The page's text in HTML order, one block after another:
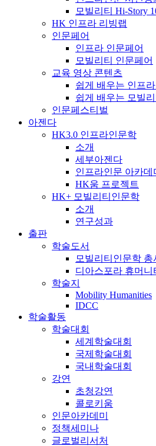
모빌리티 Hi-Story
HK 인프라 리빙랩
인문페어
인프라 인문페어
모빌리티 인문페어
교육 영상 콘텐츠
쉽게 배우는 인프
쉽게 배우는 모빌
인문페스티벌
아젠다
HK3.0 인프라인문학
소개
세부아젠다
인프라인문 아카데
HK움 프로젝트
HK+ 모빌리티인문학
소개
연구성과
출판
학술도서
모빌리티인문학 총
디아스포라 휴머니
학술지
Mobility Humanities
IDCC
학술활동
학술대회
세계학술대회
국제학술대회
국내학술대회
강연
초청강연
콜로키움
인문아카데미
정책세미나
글로벌리서처